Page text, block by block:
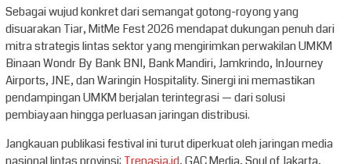
Sebagai wujud konkret dari semangat gotong-royong yang
disuarakan Tiar, MitMe Fest 2026 mendapat dukungan penuh dari
mitra strategis lintas sektor yang mengirimkan perwakilan UMKM
Binaan Wondr By Bank BNI, Bank Mandiri, Jamkrindo, InJourney
Airports, JNE, dan Waringin Hospitality. Sinergi ini memastikan
pendampingan UMKM berjalan terintegrasi — dari solusi
pembiayaan hingga perluasan jaringan distribusi.
Jangkauan publikasi festival ini turut diperkuat oleh jaringan media